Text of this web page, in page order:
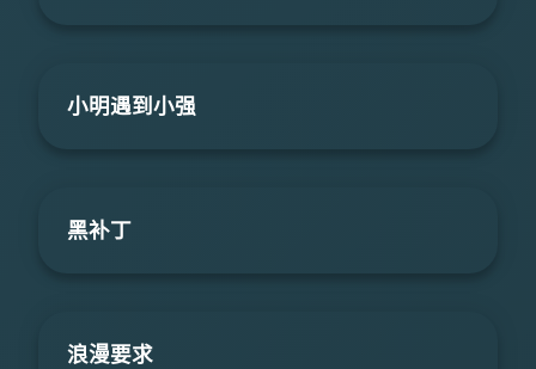
小明遇到小强
黑补丁
浪漫要求